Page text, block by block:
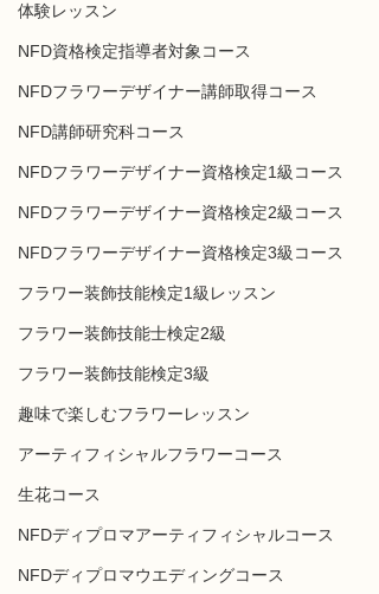
体験レッスン
NFD資格検定指導者対象コース
NFDフラワーデザイナー講師取得コース
NFD講師研究科コース
NFDフラワーデザイナー資格検定1級コース
NFDフラワーデザイナー資格検定2級コース
NFDフラワーデザイナー資格検定3級コース
フラワー装飾技能検定1級レッスン
フラワー装飾技能士検定2級
フラワー装飾技能検定3級
趣味で楽しむフラワーレッスン
アーティフィシャルフラワーコース
生花コース
NFDディプロマアーティフィシャルコース
NFDディプロマウエディングコース